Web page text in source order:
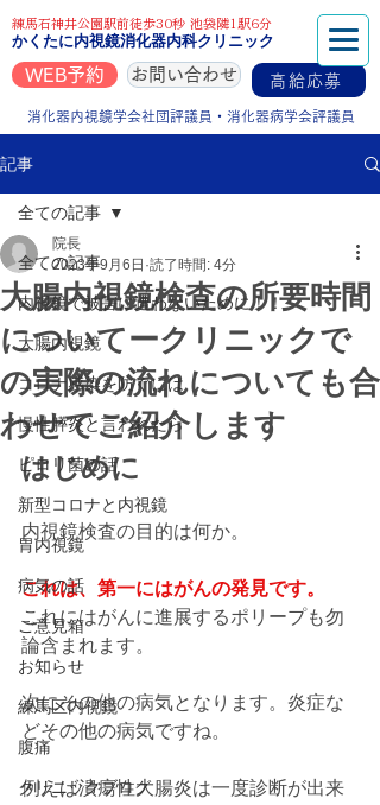
練馬石神井公園駅前徒歩30秒 池袋隣1駅6分
かくたに内視鏡消化器内科クリニック
お問い合わせ
WEB予約 高給応募
消化器内視鏡学会社団評議員・消化器病学会評議員
記事
全ての記事
内視鏡で被害に遭わないために！！
大腸内視鏡
コロナ感染を防ぐには
慢性膵炎と言われたら
ピロリ菌の話
新型コロナと内視鏡
胃内視鏡
病気の話
ご意見箱
お知らせ
練馬区内視鏡
腹痛
クリニックブログ
全ての記事
大腸内視鏡検査の所要時間
についてークリニックで
の実際の流れについても合
わせてご紹介します
院長
2023年9月6日 読了時間: 4分
はじめに
内視鏡検査の目的は何か。
これは、第一にはがんの発見です。
これにはがんに進展するポリープも勿
論含まれます。
次にその他の病気となります。炎症な
どその他の病気ですね。
例えば潰瘍性大腸炎は一度診断が出来